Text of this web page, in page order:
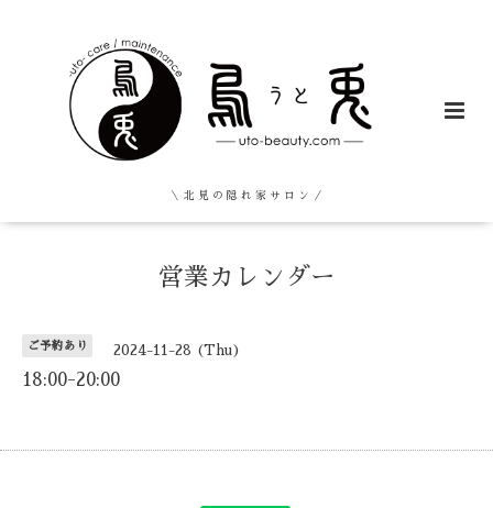
＼ 北 見 の 隠 れ 家 サ ロ ン ／
営業カレンダー
ご予約あり 2024-11-28 (Thu)
18:00-20:00